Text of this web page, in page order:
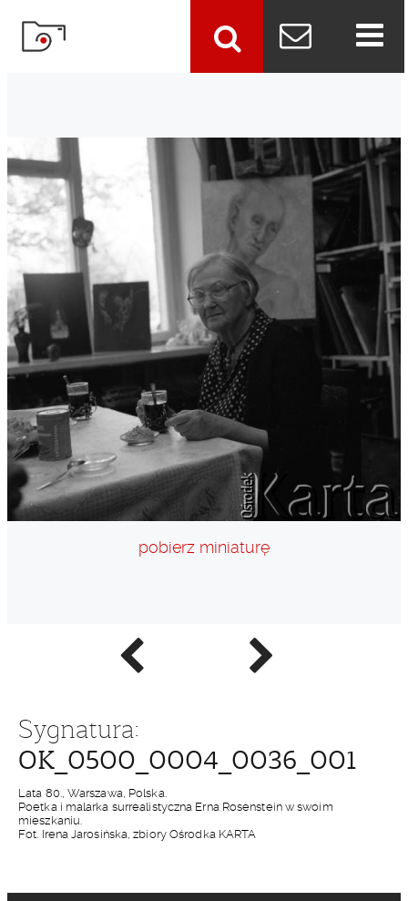
Poprzednie
zdjęcie
Następne
zdjęcie
pobierz miniaturę
Sygnatura:
OK_0500_0004_0036_001
Lata 80., Warszawa, Polska.
Poetka i malarka surrealistyczna Erna Rosenstein w swoim
mieszkaniu.
Fot. Irena Jarosińska, zbiory Ośrodka KARTA